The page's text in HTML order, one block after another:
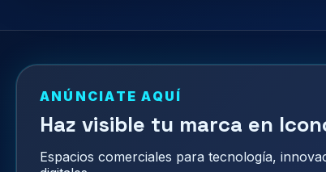
ANÚNCIATE AQUÍ
Haz visible tu marca en
Espacios comerciales para tecnología,